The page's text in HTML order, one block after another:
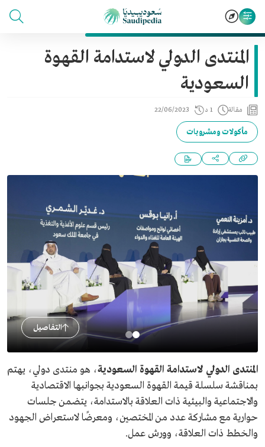
المنتدى الدولي لاستدامة القهوة
السعودية
مقالة 1 د 22/06/2023
مأكولات ومشروبات
التفاصيل
المنتدى الدولي لاستدامة القهوة السعودية، هو منتدى دولي، يهتم
بمناقشة سلسلة قيمة القهوة السعودية بجوانبها الاقتصادية
والاجتماعية والبيئية ذات العلاقة بالاستدامة، يتضمن جلسات
حوارية مع مشاركة عدد من المختصين، ومعرضًا لاستعراض الجهود
والخطط ذات العلاقة، وورش عمل.